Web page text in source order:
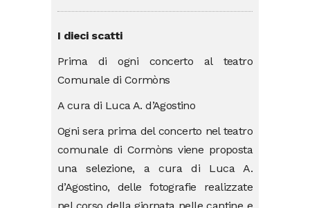
I dieci scatti
Prima di ogni concerto al teatro
Comunale di Cormòns
A cura di Luca A. d’Agostino
Ogni sera prima del concerto nel teatro
comunale di Cormòns viene proposta
una selezione, a cura di Luca A.
d’Agostino, delle fotografie realizzate